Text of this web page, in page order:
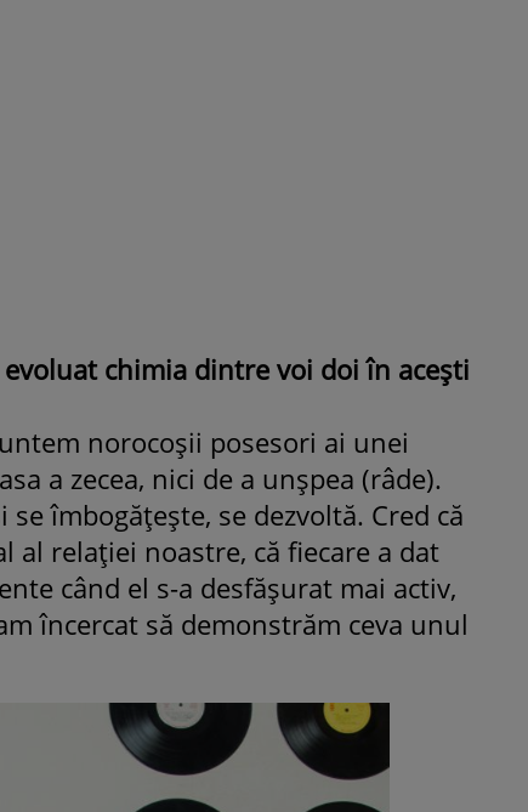
chimia dintre voi doi în acești
norocoșii posesori ai unei
a zecea, nici de a unșpea (râde).
îmbogățește, se dezvoltă. Cred că
al relației noastre, că fiecare a dat
când el s-a desfășurat mai activ,
încercat să demonstrăm ceva unul